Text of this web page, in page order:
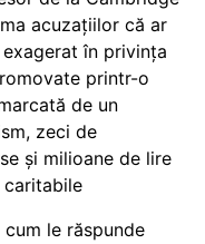
acuzațiilor că ar
în privința
printr-o
de un
zeci de
și milioane de lire
caritabile
le răspunde